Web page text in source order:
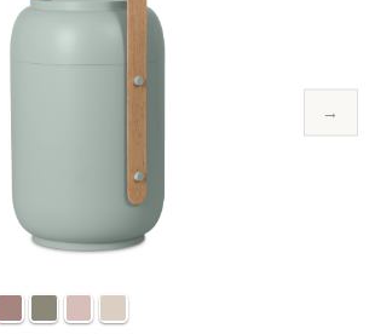
→